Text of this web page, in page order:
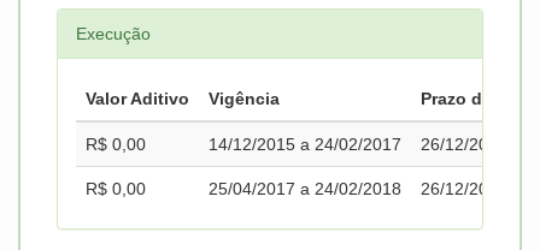
Execução
Valor Aditivo Vigência Prazo de
R$ 0,00 14/12/2015 a 24/02/2017 26/12/2016
R$ 0,00 25/04/2017 a 24/02/2018 26/12/2017